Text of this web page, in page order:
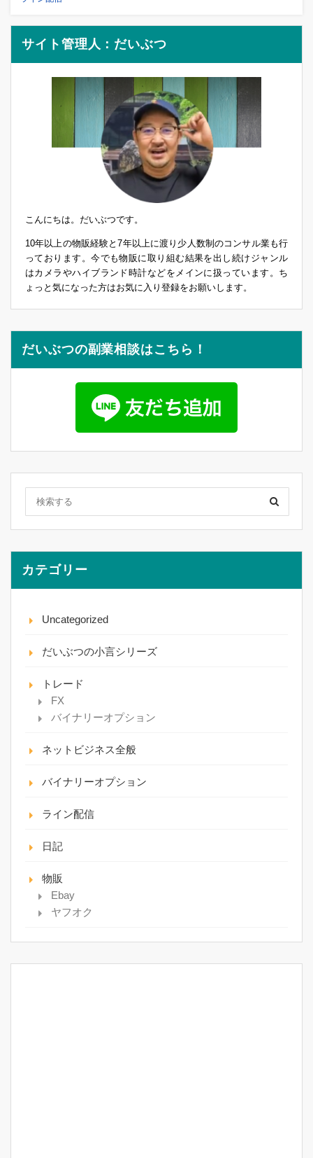
サイト管理人：だいぶつ
こんにちは。だいぶつです。
10年以上の物販経験と7年以上に渡り少人数制のコンサル業も行
っております。今でも物販に取り組む結果を出し続けジャンル
はカメラやハイブランド時計などをメインに扱っています。ち
ょっと気になった方はお気に入り登録をお願いします。
だいぶつの副業相談はこちら！
カテゴリー
Uncategorized
だいぶつの小言シリーズ
トレード
FX
バイナリーオプション
ネットビジネス全般
バイナリーオプション
ライン配信
日記
物販
Ebay
ヤフオク